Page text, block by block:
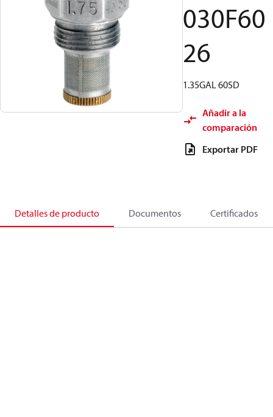
030F60
26
1.35GAL 60SD
Añadir a la
comparación
Exportar PDF
Detalles de producto Documentos Certificados